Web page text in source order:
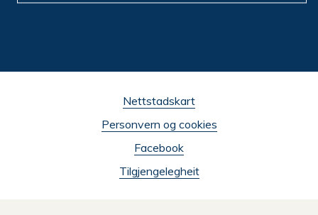
Nettstadskart
Personvern og cookies
Facebook
Tilgjengelegheit